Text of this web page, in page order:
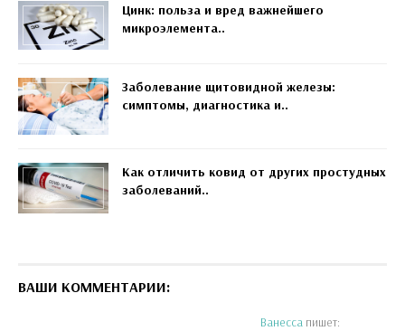
Цинк: польза и вред важнейшего
микроэлемента..
Заболевание щитовидной железы:
симптомы, диагностика и..
Как отличить ковид от других простудных
заболеваний..
ВАШИ КОММЕНТАРИИ:
Ванесса пишет: